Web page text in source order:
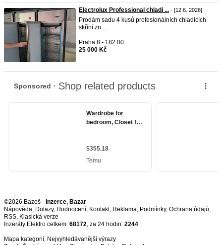
Electrolux Professional chladi ... - [12.6. 2026]
Prodám sadu 4 kusů profesionálních chladicích
skříní zn ...
Praha 8 - 182 00
25 000 Kč
©2026 Bazoš - Inzerce, Bazar
Nápověda, Dotazy, Hodnocení, Kontakt, Reklama, Podmínky, Ochrana údajů,
RSS,
Inzeráty Elektro celkem: 68172, za 24 hodin: 2244
Mapa kategorií, Nejvyhledávanější výrazy